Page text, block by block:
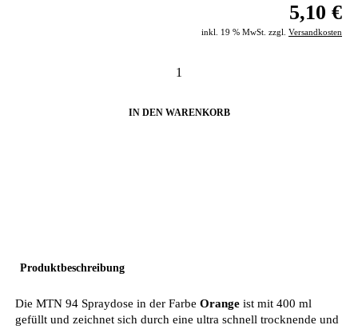
5,10 €
inkl. 19 % MwSt. zzgl. Versandkosten
IN DEN WARENKORB
Produktbeschreibung
Die MTN 94 Spraydose in der Farbe Orange ist mit 400 ml
gefüllt und zeichnet sich durch eine ultra schnell trocknende und